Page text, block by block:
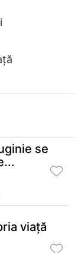
se
viaţă